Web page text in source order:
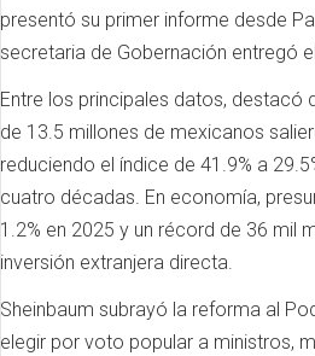
presentó su primer informe desde
secretaria de Gobernación entregó
Entre los principales datos, destacó
de 13.5 millones de mexicanos
reduciendo el índice de 41.9% a
cuatro décadas. En economía,
1.2% en 2025 y un récord de 36 mil
inversión extranjera directa.
Sheinbaum subrayó la reforma al
elegir por voto popular a ministros,